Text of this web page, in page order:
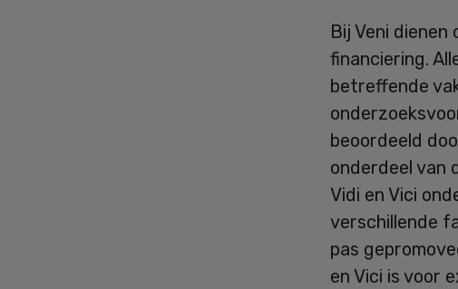
Bij Veni
financiering.
betreffende
beoordeeld
onderdeel van
Vidi en Vici
verschillende
pas
en Vici is voor